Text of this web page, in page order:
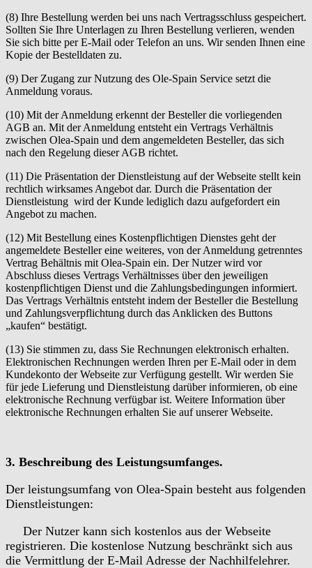
(8) Ihre Bestellung werden bei uns nach Vertragsschluss gespeichert.
Sollten Sie Ihre Unterlagen zu Ihren Bestellung verlieren, wenden
Sie sich bitte per E-Mail oder Telefon an uns. Wir senden Ihnen eine
Kopie der Bestelldaten zu.
(9) Der Zugang zur Nutzung des Ole-Spain Service setzt die
Anmeldung voraus.
(10) Mit der Anmeldung erkennt der Besteller die vorliegenden
AGB an. Mit der Anmeldung entsteht ein Vertrags Verhältnis
zwischen Olea-Spain und dem angemeldeten Besteller, das sich
nach den Regelung dieser AGB richtet.
(11) Die Präsentation der Dienstleistung auf der Webseite stellt kein
rechtlich wirksames Angebot dar. Durch die Präsentation der
Dienstleistung wird der Kunde lediglich dazu aufgefordert ein
Angebot zu machen.
(12) Mit Bestellung eines Kostenpflichtigen Dienstes geht der
angemeldete Besteller eine weiteres, von der Anmeldung getrenntes
Vertrag Behältnis mit Olea-Spain ein. Der Nutzer wird vor
Abschluss dieses Vertrags Verhältnisses über den jeweiligen
kostenpflichtigen Dienst und die Zahlungsbedingungen informiert.
Das Vertrags Verhältnis entsteht indem der Besteller die Bestellung
und Zahlungsverpflichtung durch das Anklicken des Buttons
„kaufen“ bestätigt.
(13) Sie stimmen zu, dass Sie Rechnungen elektronisch erhalten.
Elektronischen Rechnungen werden Ihren per E-Mail oder in dem
Kundekonto der Webseite zur Verfügung gestellt. Wir werden Sie
für jede Lieferung und Dienstleistung darüber informieren, ob eine
elektronische Rechnung verfügbar ist. Weitere Information über
elektronische Rechnungen erhalten Sie auf unserer Webseite.
3. Beschreibung des Leistungsumfanges.
Der leistungsumfang von Olea-Spain besteht aus folgenden
Dienstleistungen:
Der Nutzer kann sich kostenlos aus der Webseite
registrieren. Die kostenlose Nutzung beschränkt sich aus
die Vermittlung der E-Mail Adresse der Nachhilfelehrer.